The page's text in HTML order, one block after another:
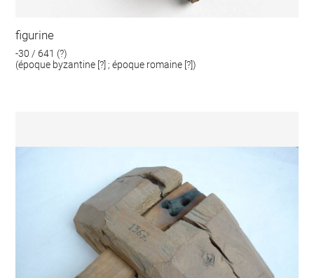
figurine
-30 / 641 (?)
(époque byzantine [?] ; époque romaine [?])